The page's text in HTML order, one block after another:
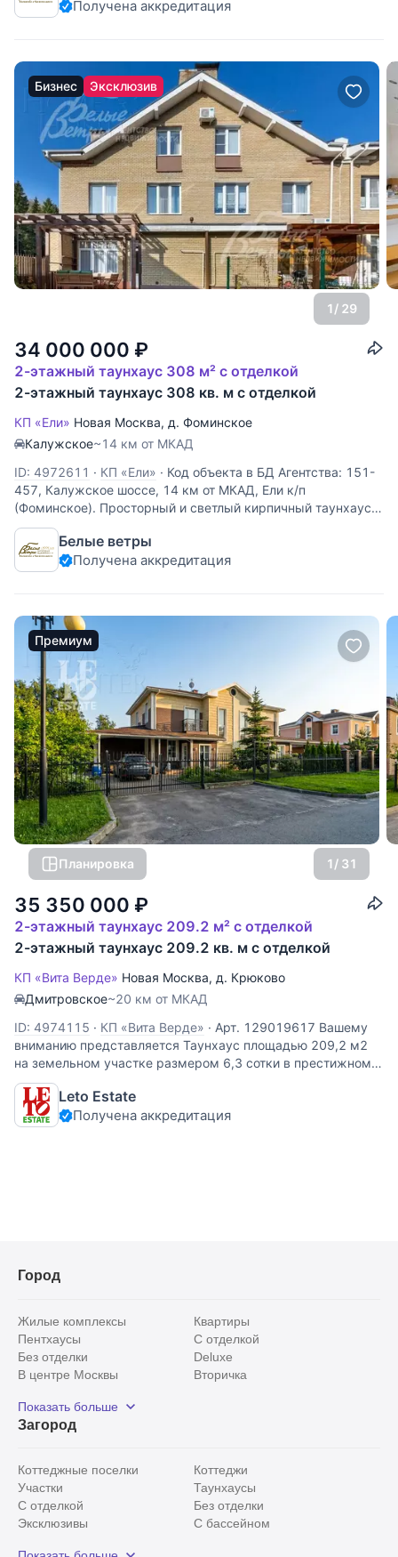
бизнес класса в едином архитектурном стиле - Резиденция
Получена аккредитация
Бизнес Эксклюзив
1/ 29
34 000 000 ₽
2-этажный таунхаус 308 м² с отделкой
2-этажный таунхаус 308 кв. м с отделкой
КП «Ели» Новая Москва, д. Фоминское
Калужское~14 км от МКАД
ID: 4972611 · КП «Ели» · Код объекта в БД Агентства: 151-
457, Калужское шоссе, 14 км от МКАД, Ели к/п
(Фоминское). Просторный и светлый кирпичный таунхаус,
построенный в стиле классического минимализма. Дом
полностью готов к заселению: все коммуникации введены
в
Белые ветры
Получена аккредитация
Премиум
Планировка 1/ 31
35 350 000 ₽
2-этажный таунхаус 209.2 м² с отделкой
2-этажный таунхаус 209.2 кв. м с отделкой
КП «Вита Верде» Новая Москва, д. Крюково
Дмитровское~20 км от МКАД
ID: 4974115 · КП «Вита Верде» · Арт. 129019617 Вашему
вниманию представляется Таунхаус площадью 209,2 м2
на земельном участке размером 6,3 сотки в престижном
поселке Vita Verde (Вита Верде) расположенный в 17 км от
МКАД по Дмитровскому шоссе. Таунхаус представляет
собой
Leto Estate
Получена аккредитация
Город
Жилые комплексы
Квартиры
Пентхаусы
С отделкой
Без отделки
Deluxe
В центре Москвы
Вторичка
Рядом с парком
С панорамными окнами
Показать больше
Загород
Коттеджные поселки
Коттеджи
Участки
Таунхаусы
С отделкой
Без отделки
Эксклюзивы
С бассейном